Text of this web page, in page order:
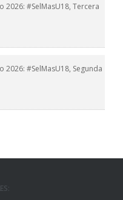
2026: #SelMasU18, Tercera
2026: #SelMasU18, Segunda